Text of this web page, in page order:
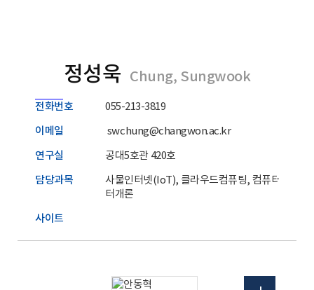
정성욱 Chung, Sungwook
전화번호 055-213-3819
이메일 swchung@changwon.ac.kr
연구실 공대5호관 420호
담당과목
사물인터넷(IoT), 클라우드컴퓨팅, 컴퓨터네트워
터개론
사이트